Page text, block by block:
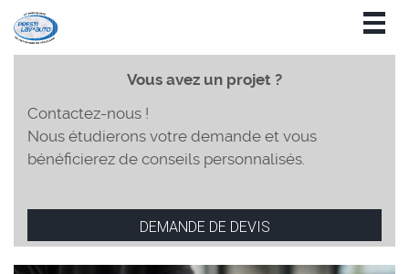
Vous avez un projet ?
Contactez-nous !
Nous étudierons votre demande et vous
bénéficierez de conseils personnalisés.
DEMANDE DE DEVIS